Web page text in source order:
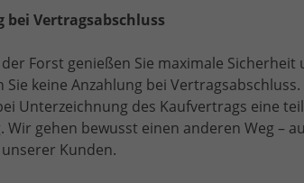
Den Konfigurator finden Sie auf
diese variieren je nach gewünschter
bei Vertragsabschluss
Forst genießen Sie maximale Sicherheit
keine Anzahlung bei Vertragsabschluss.
Unterzeichnung des Kaufvertrags eine
gehen bewusst einen anderen Weg –
Kunden.